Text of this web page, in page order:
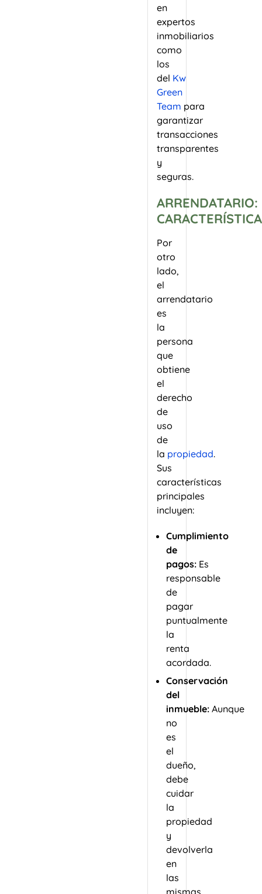
en
expertos
inmobiliarios
como
los
del Kw
Green
Team para
garantizar
transacciones
transparentes
y
seguras.
ARRENDATARIO:
Por
otro
lado,
el
arrendatario
es
la
persona
que
obtiene
el
derecho
de
uso
de
la propiedad.
Sus
características
principales
incluyen:
Cumplimiento
de
pagos:Es
responsable
de
pagar
puntualmente
la
renta
acordada.
Conservación
del
inmueble:Aunque
no
es
el
dueño,
debe
cuidar
la
propiedad
y
devolverla
en
las
mismas